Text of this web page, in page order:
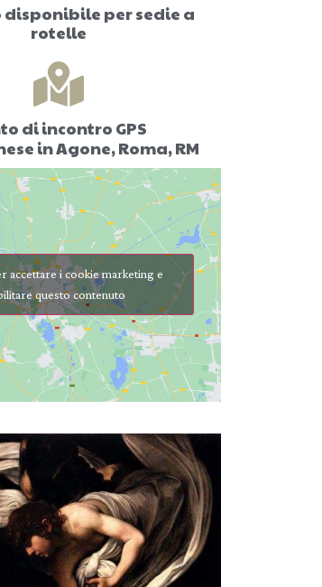
per sedie a
rotelle
di incontro GPS
in Agone, Roma, RM
accettare i cookie marketing e
questo contenuto